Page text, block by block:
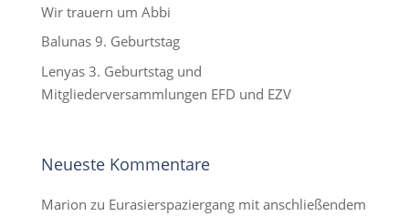
Wir trauern um Abbi
Balunas 9. Geburtstag
Lenyas 3. Geburtstag und
Mitgliederversammlungen EFD und EZV
Neueste Kommentare
Marion zu Eurasierspaziergang mit anschließendem